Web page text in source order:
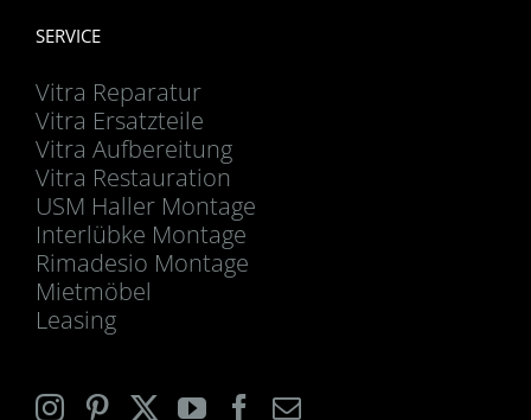
SERVICE
Vitra Reparatur
Vitra Ersatzteile
Vitra Aufbereitung
Vitra Restauration
USM Haller Montage
Interlübke Montage
Rimadesio Montage
Mietmöbel
Leasing